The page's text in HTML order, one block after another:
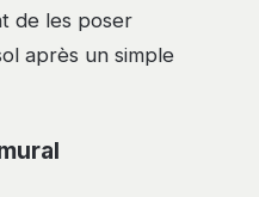
de les poser
après un simple